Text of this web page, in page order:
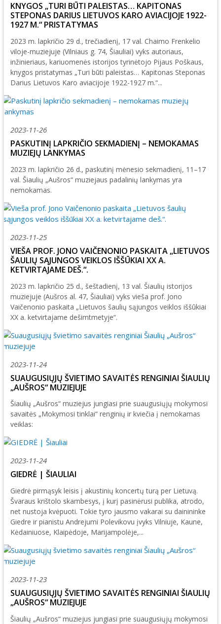
KNYGOS „TURI BŪTI PALEISTAS… KAPITONAS
STEPONAS DARIUS LIETUVOS KARO AVIACIJOJE 1922-
1927 M.“ PRISTATYMAS
2023 m. lapkričio 29 d., trečiadienį, 17 val. Chaimo Frenkelio
viloje-muziejuje (Vilniaus g. 74, Šiauliai) vyks autoriaus,
inžinieriaus, kariuomenės istorijos tyrinėtojo Pijaus Poškaus,
knygos pristatymas „Turi būti paleistas… Kapitonas Steponas
Darius Lietuvos Karo aviacijoje 1922-1927 m.“...
2023-11-26
PASKUTINĮ LAPKRIČIO SEKMADIENĮ – NEMOKAMAS
MUZIEJŲ LANKYMAS
2023 m. lapkričio 26 d., paskutinį mėnesio sekmadienį, 11–17
val. Šiaulių „Aušros“ muziejaus padalinių lankymas yra
nemokamas.
2023-11-25
VIEŠA PROF. JONO VAIČENONIO PASKAITA „LIETUVOS
ŠAULIŲ SĄJUNGOS VEIKLOS IŠŠŪKIAI XX A.
KETVIRTAJAME DEŠ.“.
2023 m. lapkričio 25 d., šeštadienį, 13 val. Šiaulių istorijos
muziejuje (Aušros al. 47, Šiauliai) vyks vieša prof. Jono
Vaičenonio paskaita „Lietuvos šaulių sąjungos veiklos iššūkiai
XX a. ketvirtajame dešimtmetyje“.
2023-11-24
SUAUGUSIŲJŲ ŠVIETIMO SAVAITĖS RENGINIAI ŠIAULIŲ
„AUŠROS“ MUZIEJUJE
Šiaulių „Aušros“ muziejus jungiasi prie suaugusiųjų mokymosi
savaitės „Mokymosi tinklai“ renginių ir kviečia į nemokamas
veiklas:
2023-11-24
GIEDRĖ | ŠIAULIAI
Giedrė pirmąsyk leisis į akustinių koncertų turą per Lietuvą.
Švaraus krištolo skambesys, į kurį pasinėrusi publika, atrodo,
net nustoja kvėpuoti. Tokie tyro jausmo vakarai su dainininke
Giedre ir pianistu Andrejumi Polevikovu įvyks Vilniuje, Kaune,
Kėdainiuose, Klaipėdoje, Marijampolėje,...
2023-11-23
SUAUGUSIŲJŲ ŠVIETIMO SAVAITĖS RENGINIAI ŠIAULIŲ
„AUŠROS“ MUZIEJUJE
Šiaulių „Aušros“ muziejus jungiasi prie suaugusiųjų mokymosi